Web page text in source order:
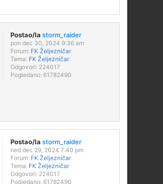
Postao/la storm_raider
pon dec 30, 2024 9:36 am
Forum: FK Željezničar
Tema: FK Željezničar
Odgovori: 224017
Pogledano: 61782490
Postao/la storm_raider
ned dec 29, 2024 7:40 pm
Forum: FK Željezničar
Tema: FK Željezničar
Odgovori: 224017
Pogledano: 61782490